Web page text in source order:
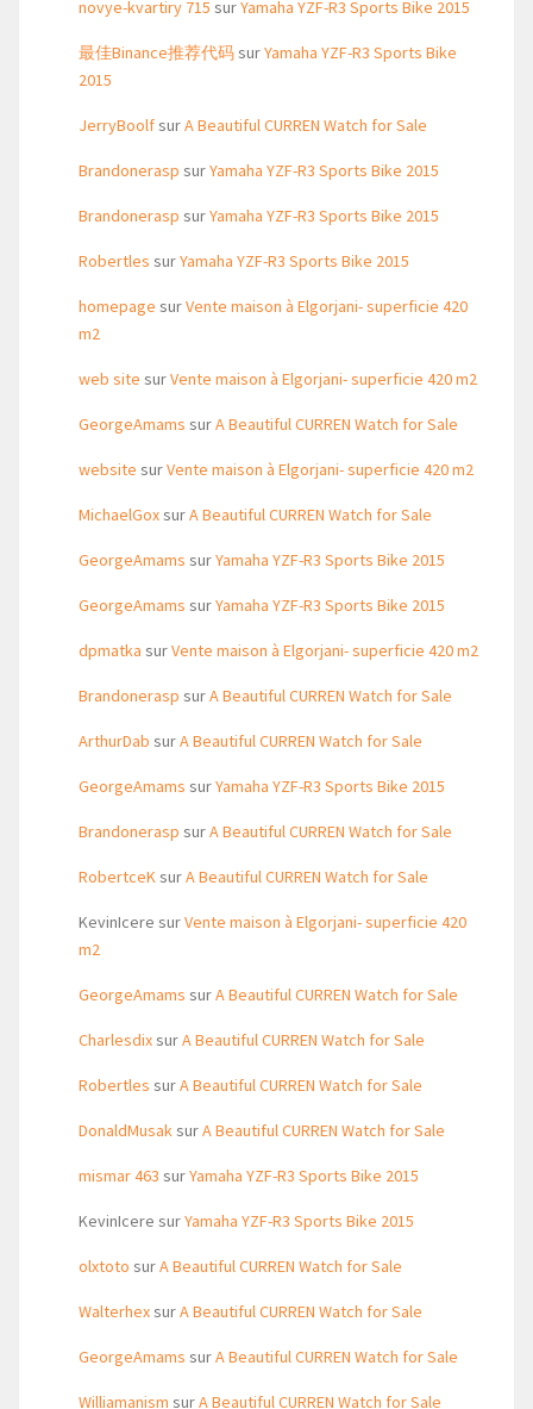
novye-kvartiry 715 surYamaha YZF-R3 Sports Bike 2015
最佳Binance推荐代码surYamaha YZF-R3 Sports Bike
2015
JerryBoolfsurA Beautiful CURREN Watch for Sale
Brandonerasp surYamaha YZF-R3 Sports Bike 2015
Brandonerasp surYamaha YZF-R3 Sports Bike 2015
Robertles surYamaha YZF-R3 Sports Bike 2015
homepage surVente maison à Elgorjani- superficie 420
m2
web site surVente maison à Elgorjani- superficie 420 m2
GeorgeAmams surA Beautiful CURREN Watch for Sale
website surVente maison à Elgorjani- superficie 420 m2
MichaelGoxsurA Beautiful CURREN Watch for Sale
GeorgeAmams surYamaha YZF-R3 Sports Bike 2015
GeorgeAmams surYamaha YZF-R3 Sports Bike 2015
dpmatka surVente maison à Elgorjani- superficie 420 m2
Brandonerasp surA Beautiful CURREN Watch for Sale
ArthurDab surA Beautiful CURREN Watch for Sale
GeorgeAmams surYamaha YZF-R3 Sports Bike 2015
Brandonerasp surA Beautiful CURREN Watch for Sale
RobertceKsurA Beautiful CURREN Watch for Sale
KevinIcere surVente maison à Elgorjani- superficie 420
m2
GeorgeAmams surA Beautiful CURREN Watch for Sale
CharlesdixsurA Beautiful CURREN Watch for Sale
Robertles surA Beautiful CURREN Watch for Sale
DonaldMusaksurA Beautiful CURREN Watch for Sale
mismar 463 surYamaha YZF-R3 Sports Bike 2015
KevinIcere surYamaha YZF-R3 Sports Bike 2015
olxtoto surA Beautiful CURREN Watch for Sale
WalterhexsurA Beautiful CURREN Watch for Sale
GeorgeAmams surA Beautiful CURREN Watch for Sale
Williamanism surA Beautiful CURREN Watch for Sale